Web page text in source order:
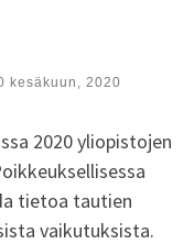
kesäkuun, 2020
2020 yliopistojen
tietoa tautien
vaikutuksista.